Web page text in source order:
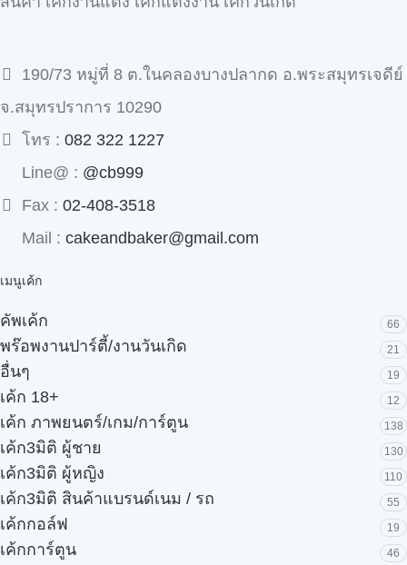
190/73 หมู่ที่ 8 ต.ในคลองบางปลากด อ.พระสมุทรเจดีย์
จ.สมุทรปราการ 10290
โทร : 082 322 1227
Line@ : @cb999
Fax : 02-408-3518
Mail : cakeandbaker@gmail.com
เมนูเค้ก
คัพเค้ก 66
พร๊อพงานปาร์ตี้/งานวันเกิด 21
อื่นๆ 19
เค้ก 18+ 12
เค้ก ภาพยนตร์/เกม/การ์ตูน 138
เค้ก3มิติ ผู้ชาย 130
เค้ก3มิติ ผู้หญิง 110
เค้ก3มิติ สินค้าแบรนด์เนม / รถ 55
เค้กกอล์ฟ 19
เค้กการ์ตูน 46